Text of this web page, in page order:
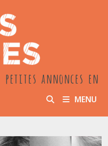
annonces en
MENU